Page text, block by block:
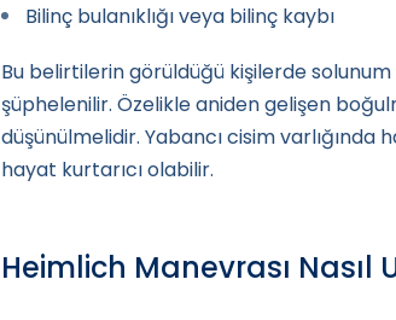
Bilinç bulanıklığı veya bilinç kaybı
Bu belirtilerin görüldüğü kişilerde
şüphelenilir. Özelikle aniden gelişen
düşünülmelidir. Yabancı cisim
hayat kurtarıcı olabilir.
Heimlich Manevrası Nasıl